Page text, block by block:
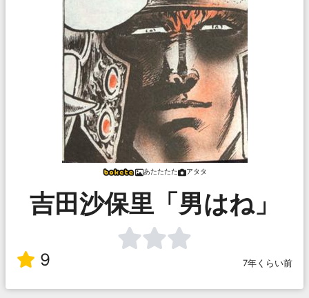
あたたたた アタタ
吉田沙保里「男はね」
9 7年くらい前